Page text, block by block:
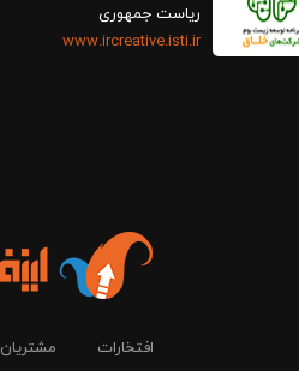
ریاست جمهوری
www.ircreative.isti.ir
افتخارات مشتریان